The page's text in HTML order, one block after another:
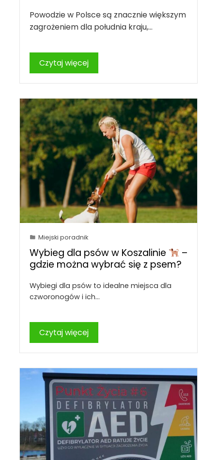
Powodzie w Polsce są znacznie większym
zagrożeniem dla południa kraju,…
Czytaj więcej
Miejski poradnik
Wybieg dla psów w Koszalinie
–
gdzie można wybrać się z psem?
Wybiegi dla psów to idealne miejsca dla
czworonogów i ich…
Czytaj więcej